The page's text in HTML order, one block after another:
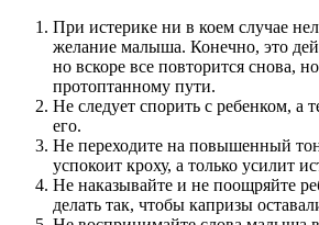
При истерике ни в коем случае
желание малыша. Конечно, это
но вскоре все повторится снова,
протоптанному пути.
Не следует спорить с ребенком, а
его.
Не переходите на повышенный
успокоит кроху, а только усилит
Не наказывайте и не поощряйте
делать так, чтобы капризы